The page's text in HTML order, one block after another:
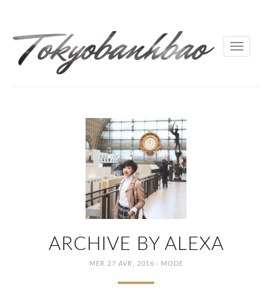
Toggle
ARCHIVE BY ALEXA
MER 27 AVR, 2016 · MODE